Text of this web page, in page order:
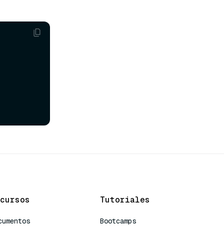
Tutoriales
Bootcamps